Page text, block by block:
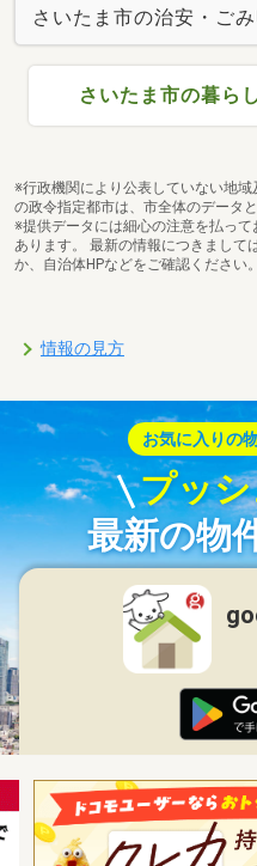
さいたま市の治安・ご
さいたま市の暮ら
※行政機関により公表していない地
の政令指定都市は、市全体のデータ
※提供データには細心の注意を払っ
あります。 最新の情報につきまして
か、自治体HPなどをご確認ください。
情報の見方
お気に入りの
プッ
最新の物